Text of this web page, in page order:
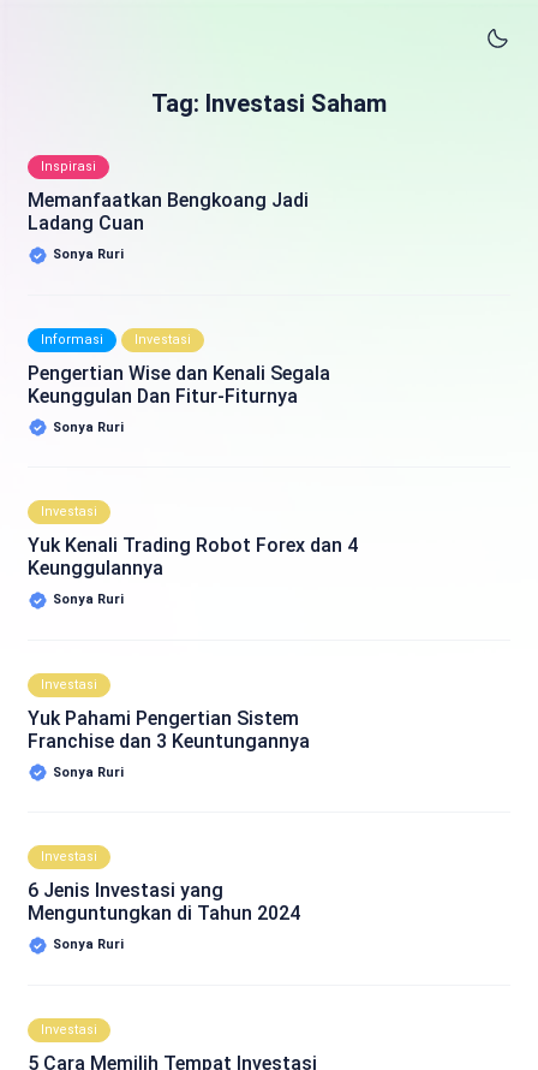
Tag: Investasi Saham
Inspirasi
Memanfaatkan Bengkoang Jadi
Ladang Cuan
Sonya Ruri
Informasi Investasi
Pengertian Wise dan Kenali Segala
Keunggulan Dan Fitur-Fiturnya
Sonya Ruri
Investasi
Yuk Kenali Trading Robot Forex dan 4
Keunggulannya
Sonya Ruri
Investasi
Yuk Pahami Pengertian Sistem
Franchise dan 3 Keuntungannya
Sonya Ruri
Investasi
6 Jenis Investasi yang
Menguntungkan di Tahun 2024
Sonya Ruri
Investasi
5 Cara Memilih Tempat Investasi